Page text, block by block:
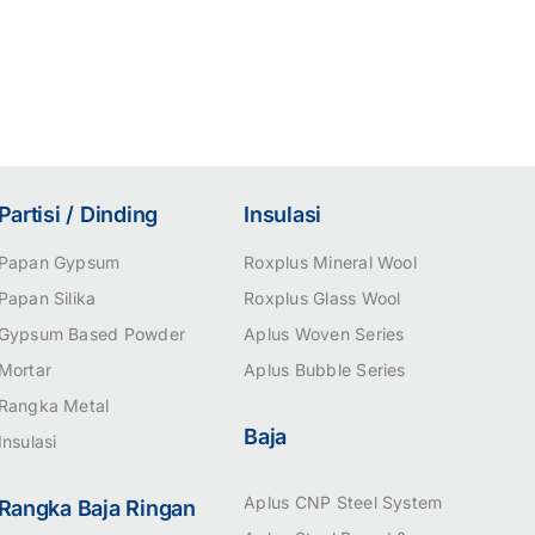
Partisi / Dinding
Papan Gypsum
Papan Silika
Gypsum Based Powder
Mortar
Rangka Metal
Insulasi
Rangka Baja Ringan
Insulasi
Roxplus Mineral Wool
Roxplus Glass Wool
Aplus Woven Series
Aplus Bubble Series
Baja
Aplus CNP Steel System